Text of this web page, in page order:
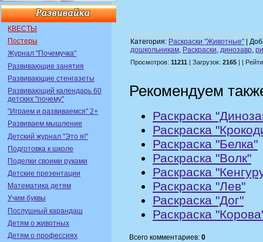
КВЕСТЫ
Постеры
Журнал "Почемучка"
Развивающие занятия
Развивающие стенгазеты
Развивающий календарь 60
детских "почему"
"Играем и развиваемся" 2+
Развиваем мышление
Детский журнал "Это я!"
Подготовка к школе
Поделки своими руками
Детские презентации
Математика детям
Учим буквы
Послушный карандаш
Детям о животных
Детям о профессиях
Категория: Раскраски "Животные" |
дошкольникам, Раскраски, динозавр,
Просмотров: 11211 | Загрузок: 2165 | |
Рекомендуем
Раскраска
Раскраска
Раскраска "Белка"
Раскраска "Волк"
Раскраска
Раскраска "Лев"
Раскраска "Дог"
Раскраска
Всего комментариев: 0